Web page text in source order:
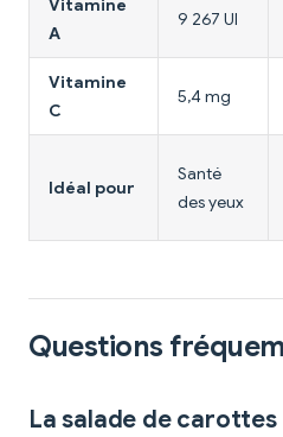
Vitamine
A
9 267 UI
Vitamine
C
5,4 mg
Idéal pour
Santé
des yeux
Questions
La salade de